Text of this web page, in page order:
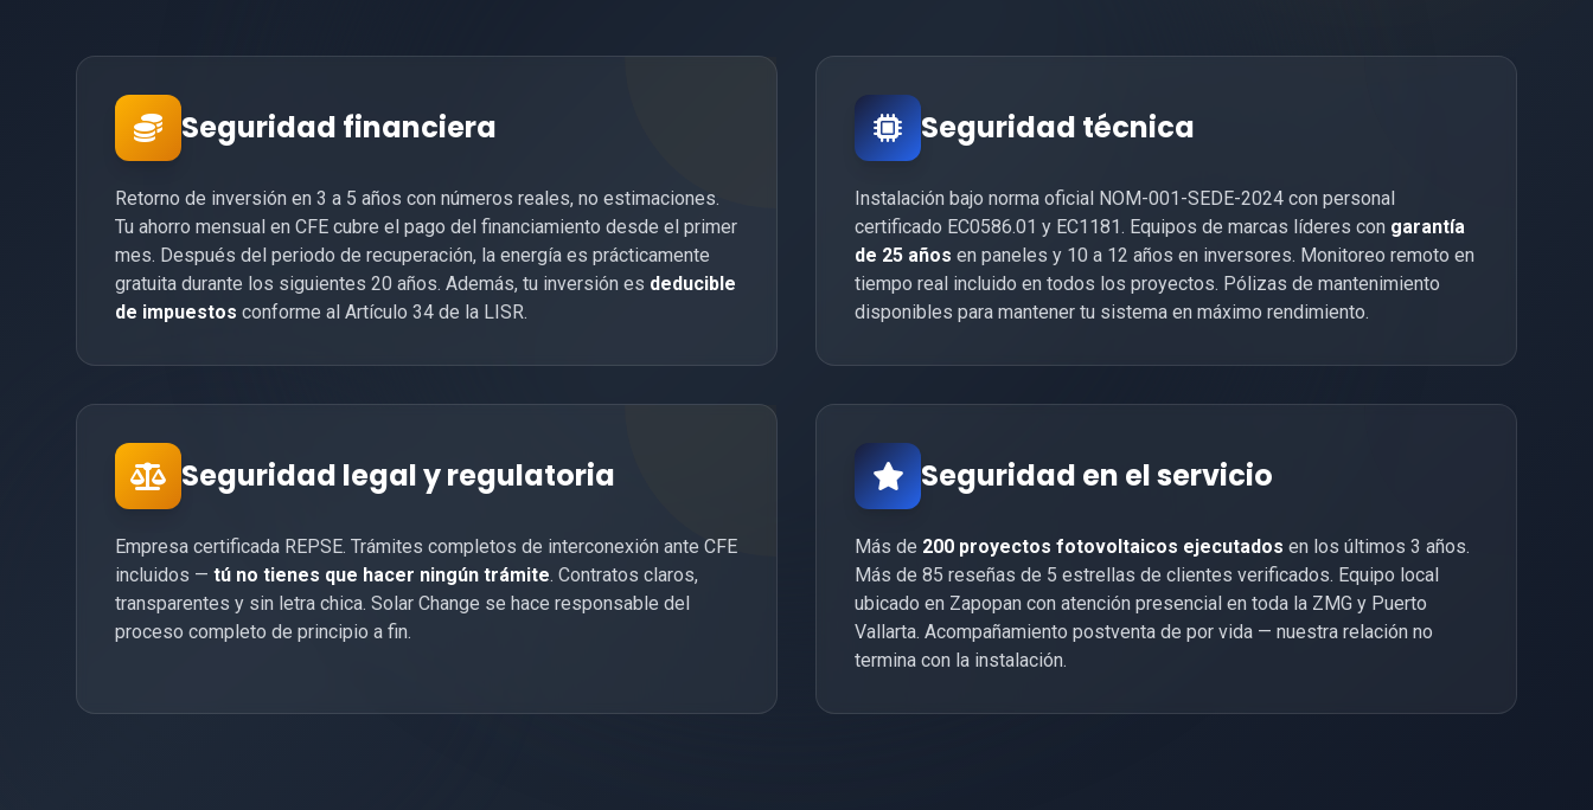
Seguridad financiera
Retorno de inversión en 3 a 5 años con números reales, no estimaciones.
Tu ahorro mensual en CFE cubre el pago del financiamiento desde el primer
mes. Después del periodo de recuperación, la energía es prácticamente
gratuita durante los siguientes 20 años. Además, tu inversión es deducible
de impuestos conforme al Artículo 34 de la LISR.
Seguridad técnica
Instalación bajo norma oficial NOM-001-SEDE-2024 con personal
certificado EC0586.01 y EC1181. Equipos de marcas líderes con garantía
de 25 años en paneles y 10 a 12 años en inversores. Monitoreo remoto en
tiempo real incluido en todos los proyectos. Pólizas de mantenimiento
disponibles para mantener tu sistema en máximo rendimiento.
Seguridad legal y regulatoria
Empresa certificada REPSE. Trámites completos de interconexión ante CFE
incluidos — tú no tienes que hacer ningún trámite. Contratos claros,
transparentes y sin letra chica. Solar Change se hace responsable del
proceso completo de principio a fin.
Seguridad en el servicio
Más de 200 proyectos fotovoltaicos ejecutados en los últimos 3 años.
Más de 85 reseñas de 5 estrellas de clientes verificados. Equipo local
ubicado en Zapopan con atención presencial en toda la ZMG y Puerto
Vallarta. Acompañamiento postventa de por vida — nuestra relación no
termina con la instalación.